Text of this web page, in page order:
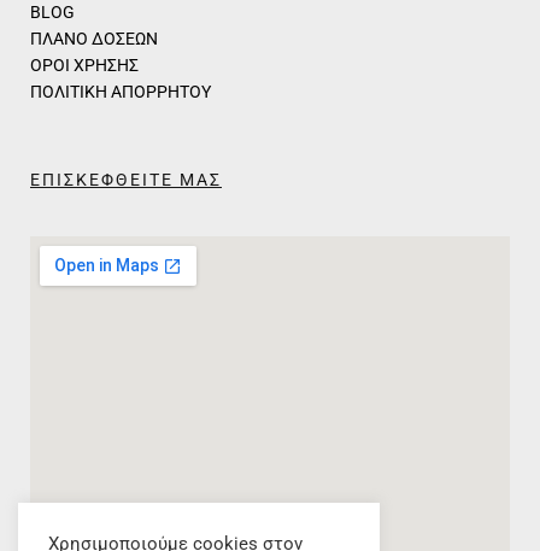
BLOG
ΠΛΑΝΟ ΔΟΣΕΩΝ
ΟΡΟΙ ΧΡΗΣΗΣ
ΠΟΛΙΤΙΚΗ ΑΠΟΡΡΗΤΟΥ
ΕΠΙΣΚΕΦΘΕΙΤΕ ΜΑΣ
Χρησιμοποιούμε cookies στον